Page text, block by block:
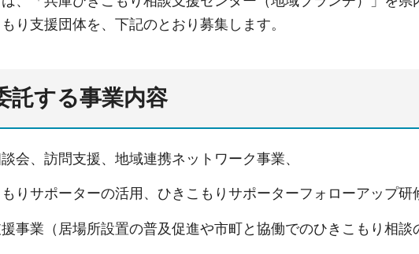
り支援団体を、下記のとおり募集します。
託する事業内容
会、訪問支援、地域連携ネットワーク事業、
りサポーターの活用、ひきこもりサポーターフォローアップ研
事業（居場所設置の普及促進や市町と協働でのひきこもり相談